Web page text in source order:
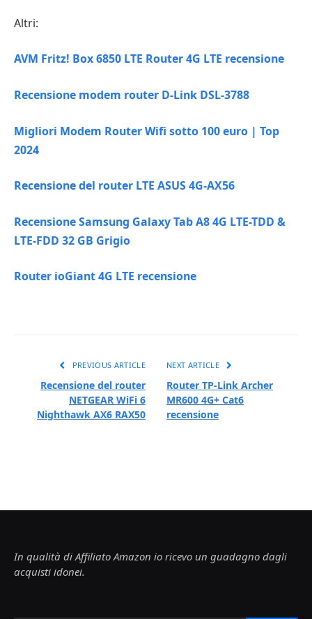
Altri:
AVM Fritz! Box 6850 LTE Router 4G LTE recensione
Recensione modem router D-Link DSL-3788
Migliori Modem Router Wifi sotto 100 euro | Top
2024
Recensione del router LTE ASUS 4G-AX56
Recensione Samsung Galaxy Tab A8 4G LTE-TDD &
LTE-FDD 32 GB Grigio
Router ioGiant 4G LTE recensione
PREVIOUS ARTICLE
Recensione del router
NETGEAR WiFi 6
Nighthawk AX6 RAX50
NEXT ARTICLE
Router TP-Link Archer
MR600 4G+ Cat6
recensione
In qualità di Affiliato Amazon io ricevo un guadagno dagli
acquisti idonei.